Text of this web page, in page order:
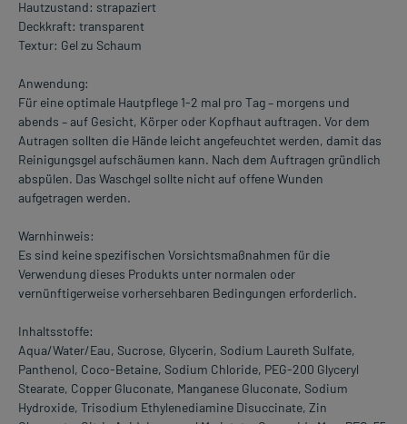
Hautzustand: strapaziert
Deckkraft: transparent
Textur: Gel zu Schaum
Anwendung:
Für eine optimale Hautpflege 1-2 mal pro Tag – morgens und
abends – auf Gesicht, Körper oder Kopfhaut auftragen. Vor dem
Autragen sollten die Hände leicht angefeuchtet werden, damit das
Reinigungsgel aufschäumen kann. Nach dem Auftragen gründlich
abspülen. Das Waschgel sollte nicht auf offene Wunden
aufgetragen werden.
Warnhinweis:
Es sind keine spezifischen Vorsichtsmaßnahmen für die
Verwendung dieses Produkts unter normalen oder
vernünftigerweise vorhersehbaren Bedingungen erforderlich.
Inhaltsstoffe:
Aqua/Water/Eau, Sucrose, Glycerin, Sodium Laureth Sulfate,
Panthenol, Coco-Betaine, Sodium Chloride, PEG-200 Glyceryl
Stearate, Copper Gluconate, Manganese Gluconate, Sodium
Hydroxide, Trisodium Ethylenediamine Disuccinate, Zin